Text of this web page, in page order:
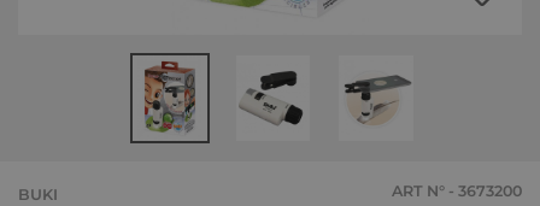
BUKI ART N° - 3673200